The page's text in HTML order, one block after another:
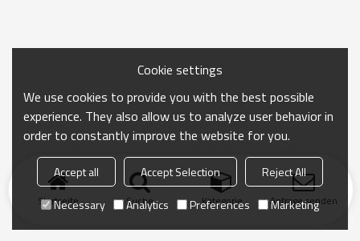
Startseite Suche Kategorie Anfrage senden
Cookie settings
We use cookies to provide you with the best possible
experience. They also allow us to analyze user behavior in
order to constantly improve the website for you.
Accept all Accept Selection
Reject All
Necessary
Analytics Preferences Marketing